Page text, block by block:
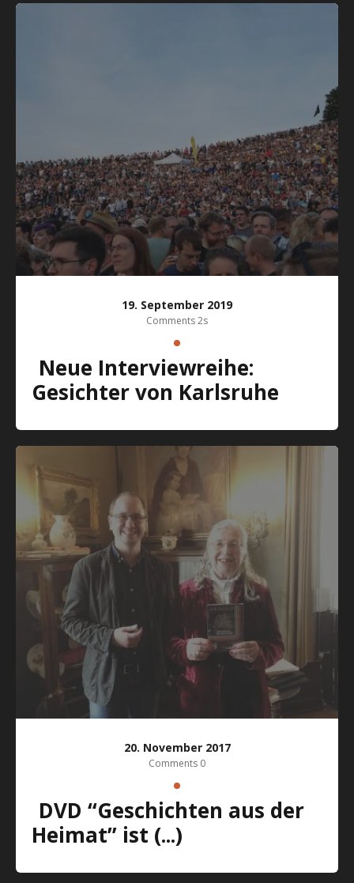
19. September 2019
Comments 2s
Neue Interviewreihe:
Gesichter von Karlsruhe
20. November 2017
Comments 0
DVD “Geschichten aus der
Heimat” ist (...)